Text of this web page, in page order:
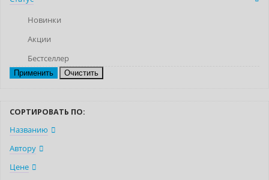
Новинки
Акции
Бестселлер
Очистить
СОРТИРОВАТЬ ПО:
Названию
Автору
Цене